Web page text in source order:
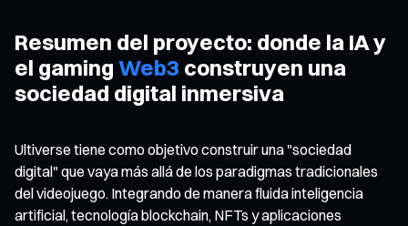
Resumen del proyecto: donde la IA y
el gaming Web3 construyen una
sociedad digital inmersiva
Ultiverse tiene como objetivo construir una "sociedad
digital" que vaya más allá de los paradigmas tradicionales
del videojuego. Integrando de manera fluida inteligencia
artificial, tecnología blockchain, NFTs y aplicaciones